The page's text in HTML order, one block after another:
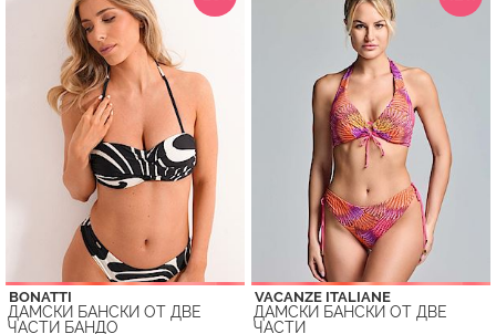
BONATTI
ДАМСКИ БАНСКИ ОТ ДВЕ
ЧАСТИ БАНДО
VACANZE ITALIANE
ДАМСКИ БАНСКИ ОТ ДВЕ
ЧАСТИ